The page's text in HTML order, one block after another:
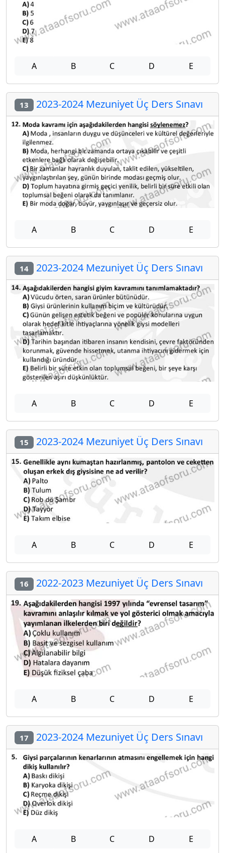
A B C D E
13 2023-2024 Mezuniyet Üç Ders Sınavı
A B C D E
14 2023-2024 Mezuniyet Üç Ders Sınavı
A B C D E
15 2023-2024 Mezuniyet Üç Ders Sınavı
A B C D E
16 2022-2023 Mezuniyet Üç Ders Sınavı
A B C D E
17 2023-2024 Mezuniyet Üç Ders Sınavı
A B C D E